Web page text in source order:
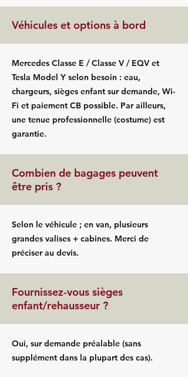
Véhicules et options à bord
Mercedes Classe E / Classe V / EQV et
Tesla Model Y selon besoin : eau,
chargeurs, sièges enfant sur demande, Wi-
Fi et paiement CB possible. Par ailleurs,
une tenue professionnelle (costume) est
garantie.
Combien de bagages peuvent
être pris ?
Selon le véhicule ; en van, plusieurs
grandes valises + cabines. Merci de
préciser au devis.
Fournissez-vous sièges
enfant/rehausseur ?
Oui, sur demande préalable (sans
supplément dans la plupart des cas).